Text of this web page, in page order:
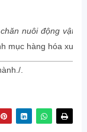
nuôi động vật”
mục hàng hóa xuất
.